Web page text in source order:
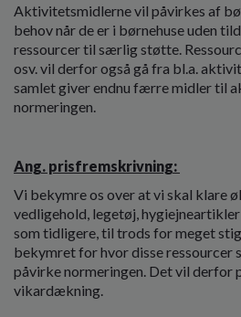
Aktivitetsmidlerne vil påvirkes af
behov når de er i børnehuse uden
ressourcer til særlig støtte.
osv. vil derfor også gå fra bl.a.
samlet giver endnu færre midler til
normeringen.
Ang. prisfremskrivning:
Vi bekymre os over at vi skal klare
vedligehold, legetøj,
som tidligere, til trods for meget
bekymret for hvor disse ressourcer
påvirke normeringen. Det vil derfor
vikardækning.